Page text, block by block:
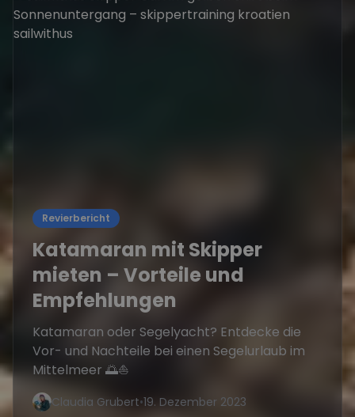
Revierbericht
Katamaran mit Skipper
mieten – Vorteile und
Empfehlungen
Katamaran oder Segelyacht? Entdecke die
Vor- und Nachteile bei einen Segelurlaub im
Mittelmeer 🌅⛵
Claudia Grubert•19. Dezember 2023